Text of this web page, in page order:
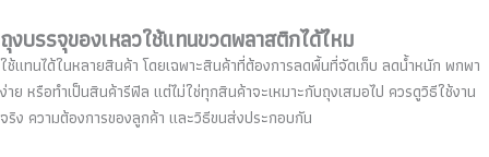
ถุงบรรจุของเหลวใช้แทนขวดพลาสติกได้ไหม
ใช้แทนได้ในหลายสินค้า โดยเฉพาะสินค้าที่ต้องการลดพื้นที่จัดเก็บ ลดน้ำหนัก พกพา
ง่าย หรือทำเป็นสินค้ารีฟิล แต่ไม่ใช่ทุกสินค้าจะเหมาะกับถุงเสมอไป ควรดูวิธีใช้งาน
จริง ความต้องการของลูกค้า และวิธีขนส่งประกอบกัน